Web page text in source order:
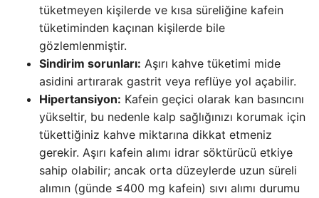
tüketmeyen kişilerde ve kısa süreliğine kafein
tüketiminden kaçınan kişilerde bile
gözlemlenmiştir.
Sindirim sorunları: Aşırı kahve tüketimi mide
asidini artırarak gastrit veya reflüye yol açabilir.
Hipertansiyon: Kafein geçici olarak kan basıncını
yükseltir, bu nedenle kalp sağlığınızı korumak için
tükettiğiniz kahve miktarına dikkat etmeniz
gerekir. Aşırı kafein alımı idrar söktürücü etkiye
sahip olabilir; ancak orta düzeylerde uzun süreli
alımın (günde ≤400 mg kafein) sıvı alımı durumu